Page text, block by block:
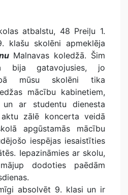
atbalstu, 48 Preiļu 1.
klašu skolēni apmeklēja
Malnavas koledžā. Šim
bija gatavojusies, jo
mūsu skolēni tika
mācību kabinetiem,
un ar studentu dienesta
aktu zālē koncerta veidā
apgūstamās mācību
iespējas iesaistīties
Iepazināmies ar skolu,
dodoties paēdām
absolvēt 9. klasi un ir